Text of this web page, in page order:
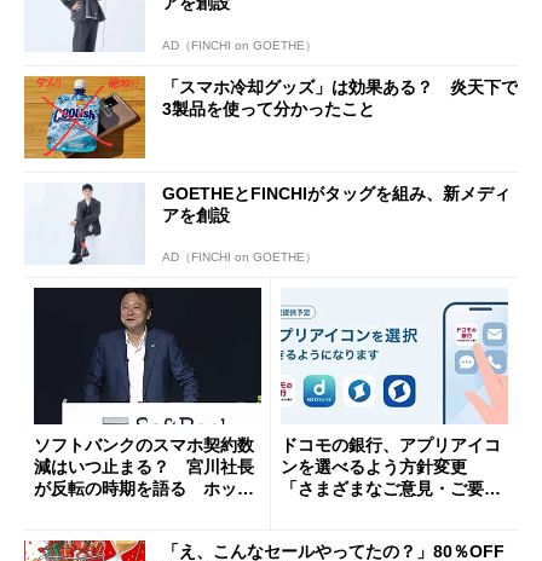
AD（FINCHI on GOETHE）
「スマホ冷却グッズ」は効果ある？ 炎天下で
3製品を使って分かったこと
GOETHEとFINCHIがタッグを組み、新メディ
アを創設
AD（FINCHI on GOETHE）
ソフトバンクのスマホ契約数
減はいつ止まる？ 宮川社長
が反転の時期を語る ホッピ
ドコモの銀行、アプリアイコ
ンを選べるよう方針変更
「さまざまなご意見・ご要望
「え、こんなセールやってたの？」80％OFF